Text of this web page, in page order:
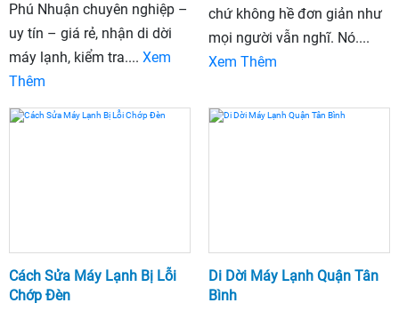
Phú Nhuận chuyên nghiệp –
uy tín – giá rẻ, nhận di dời
máy lạnh, kiểm tra.... Xem
Thêm
chứ không hề đơn giản như
mọi người vẫn nghĩ. Nó....
Xem Thêm
Cách Sửa Máy Lạnh Bị Lỗi
Chớp Đèn
Di Dời Máy Lạnh Quận Tân
Bình